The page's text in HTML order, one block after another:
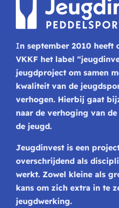
In september 2010 heeft
VKKF het label
jeugdproject om samen
kwaliteit van de
verhogen. Hierbij gaat
naar de verhoging van
de jeugd.
Jeugdinvest is een
overschrijdend als
werkt. Zowel kleine als
kans om zich extra in te
jeugdwerking.